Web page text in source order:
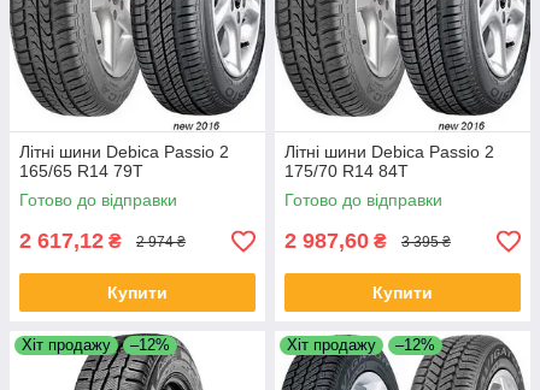
Літні шини Debica Passio 2
165/65 R14 79T
Готово до відправки
2 617,12 ₴ 2 974 ₴
Купити
Літні шини Debica Passio 2
175/70 R14 84T
Готово до відправки
2 987,60 ₴ 3 395 ₴
Купити
Хіт продажу –12% Хіт продажу –12%